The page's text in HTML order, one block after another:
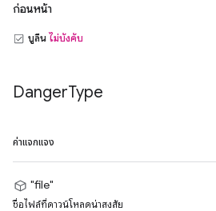
ก่อนหน้า
บูลีน ไม่บังคับ
DangerType
ค่าแจกแจง
"file"
ชื่อไฟล์ที่ดาวน์โหลดน่าสงสัย